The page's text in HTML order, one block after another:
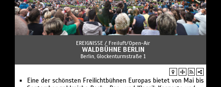
EREIGNISSE / Freiluft/Open-Air
WALDBÜHNE BERLIN
Berlin, Glockenturmstraße 1
Eine der schönsten Freilichtbühnen Europas bietet von Mai bis